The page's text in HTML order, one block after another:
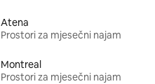
Atena
Prostori za mjesečni najam
Montreal
Prostori za mjesečni najam